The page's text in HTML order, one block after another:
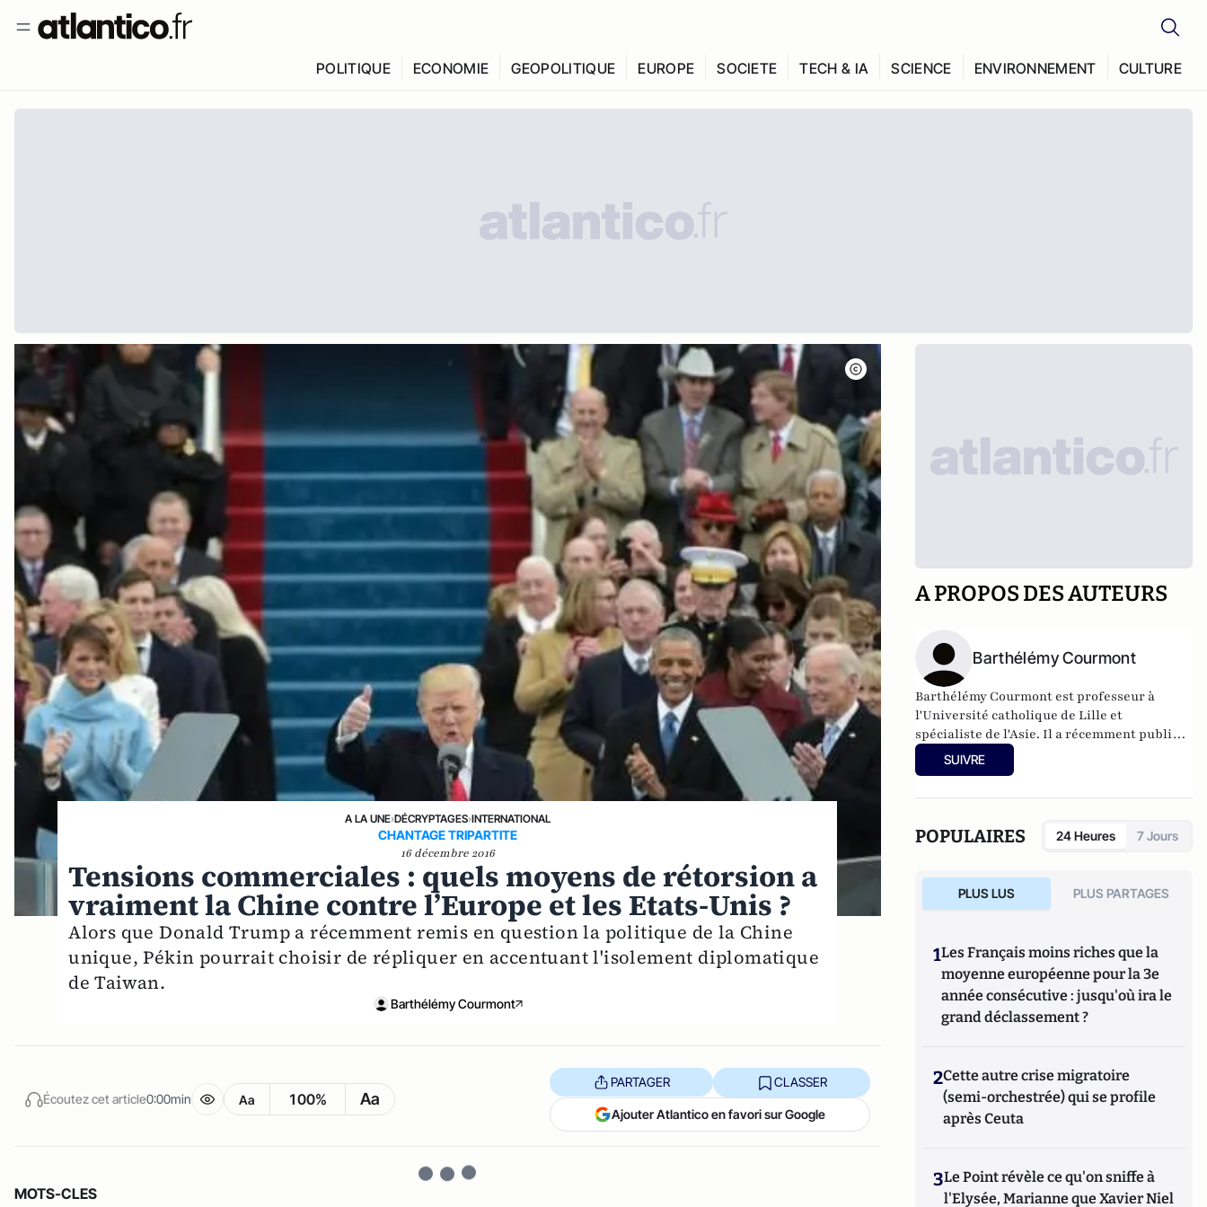
POLITIQUE ECONOMIE GEOPOLITIQUE EUROPE SOCIETE TECH & IA SCIENCE ENVIRONNEMENT CULTURE
A LA UNE›DÉCRYPTAGES›INTERNATIONAL
CHANTAGE TRIPARTITE
16 décembre 2016
Tensions commerciales : quels moyens de rétorsion a
vraiment la Chine contre l’Europe et les Etats-Unis ?
Alors que Donald Trump a récemment remis en question la politique de la Chine
unique, Pékin pourrait choisir de répliquer en accentuant l'isolement diplomatique
de Taiwan.
Barthélémy Courmont
Écoutez cet article0:00min Aa 100% Aa
PARTAGER CLASSER
Ajouter Atlantico en favori sur Google
MOTS-CLES
A PROPOS DES AUTEURS
Barthélémy Courmont
Barthélémy Courmont est professeur à
l'Université catholique de Lille et
spécialiste de l'Asie. Il a récemment publié
La Chine face au monde, chez Eyrolles.
SUIVRE
POPULAIRES 24 Heures 7 Jours
PLUS LUS PLUS PARTAGES
1Les Français moins riches que la
moyenne européenne pour la 3e
année consécutive : jusqu'où ira le
grand déclassement ?
2Cette autre crise migratoire
(semi-orchestrée) qui se profile
après Ceuta
3Le Point révèle ce qu'on sniffe à
l'Elysée, Marianne que Xavier Niel